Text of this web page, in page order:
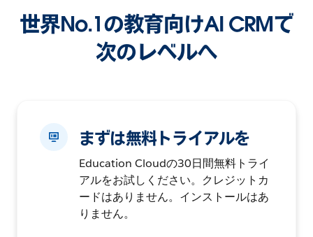
世界No.1の教育向けAI CRMで
次のレベルへ
まずは無料トライアルを
Education Cloudの30日間無料トライ
アルをお試しください。クレジットカ
ードはありません。インストールはあ
りません。